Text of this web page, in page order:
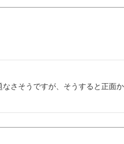
さそうですが、そうすると正面